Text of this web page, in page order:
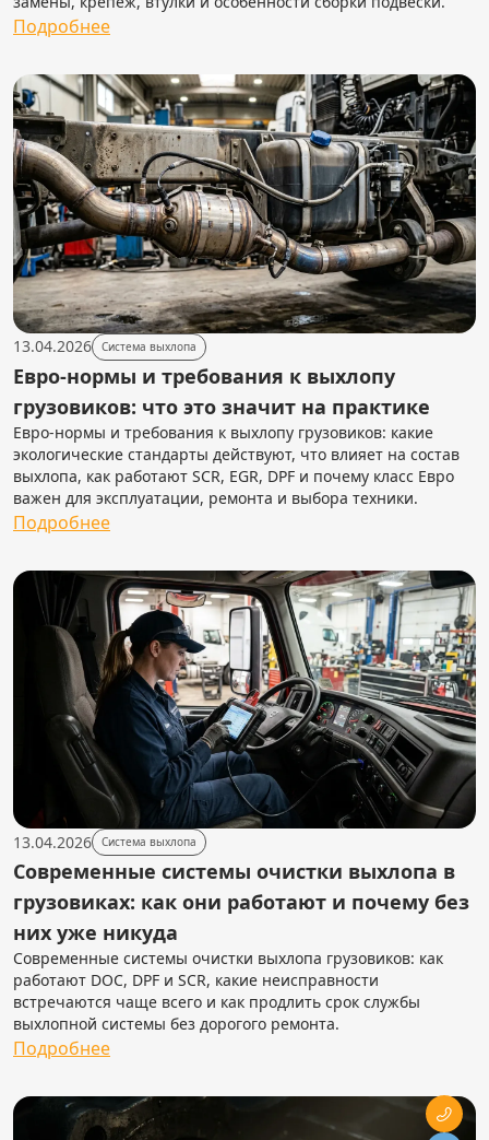
Подробнее
13.04.2026 Система выхлопа
Евро-нормы и требования к выхлопу
грузовиков: что это значит на практике
Евро-нормы и требования к выхлопу грузовиков: какие
экологические стандарты действуют, что влияет на состав
выхлопа, как работают SCR, EGR, DPF и почему класс Евро
важен для эксплуатации, ремонта и выбора техники.
Подробнее
13.04.2026 Система выхлопа
Современные системы очистки выхлопа в
грузовиках: как они работают и почему без
них уже никуда
Современные системы очистки выхлопа грузовиков: как
работают DOC, DPF и SCR, какие неисправности
встречаются чаще всего и как продлить срок службы
выхлопной системы без дорогого ремонта.
Подробнее